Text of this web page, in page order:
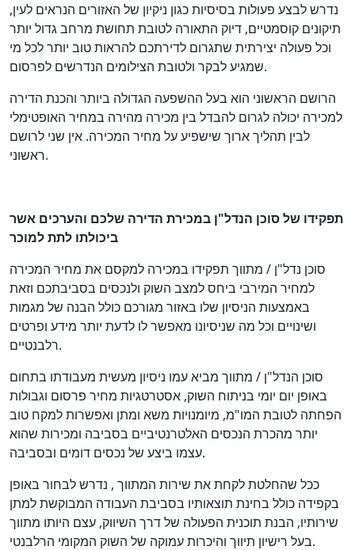
נדרש לבצע פעולות בסיסיות כגון ניקיון של האזורים הנראים לעין,
תיקונים קוסמטיים, דיוק התאורה לטובת תחושת מרחב גדול יותר
וכל פעולה יצירתית שתגרום לדירתכם להראות טוב יותר לכל מי
שמגיע לבקר ולטובת הצילומים הנדרשים לפרסום.
הרושם הראשוני הוא בעל ההשפעה הגדולה ביותר והכנת הדירה
למכירה יכולה לגרום להבדל בין מכירה מהירה במחיר האופטימלי
לבין תהליך ארוך שישפיע על מחיר המכירה. אין שני לרושם
ראשוני.
תפקידו של סוכן הנדל"ן במכירת הדירה שלכם והערכים אשר
ביכולתו לתת למוכר
סוכן נדל"ן / מתווך תפקידו במכירה למקסם את מחיר המכירה
למחיר המירבי ביחס למצב השוק ולנכסים בסביבתכם וזאת
באמצעות הניסיון שלו באזור מגורכם כולל הבנה של מגמות
ושינויים וכל מה שניסיונו מאפשר לו לדעת יותר מידע ופרטים
רלבנטיים.
סוכן הנדל"ן / מתווך מביא עמו ניסיון מעשית מעבודתו בתחום
באופן יום יומי בניתוח השוק, אסטרטגיות מחיר פרסום וגבולות
הפחתה לטובת המו"מ, מיומנויות משא ומתן ואפשרות למקח טוב
יותר מהכרת הנכסים האלטרנטיביים בסביבה ומכירות שהוא
עצמו ביצע של נכסים דומים ובסביבה.
ככל שהחלטת לקחת את שירות המתווך , נדרש לבחור באופן
בקפידה כולל בחינת תוצאותיו בסביבת העבודה המבוקשת למתן
שירותיו, הבנת תוכנית הפעולה של דרך השיווק, עצם היותו מתווך
בעל רישיון תיווך והיכרות עמוקה של השוק המקומי הרלבנטי.